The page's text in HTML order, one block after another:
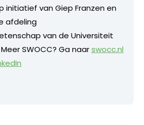
initiatief van Giep Franzen en
afdeling
van de Universiteit
SWOCC? Ga naarswocc.nl